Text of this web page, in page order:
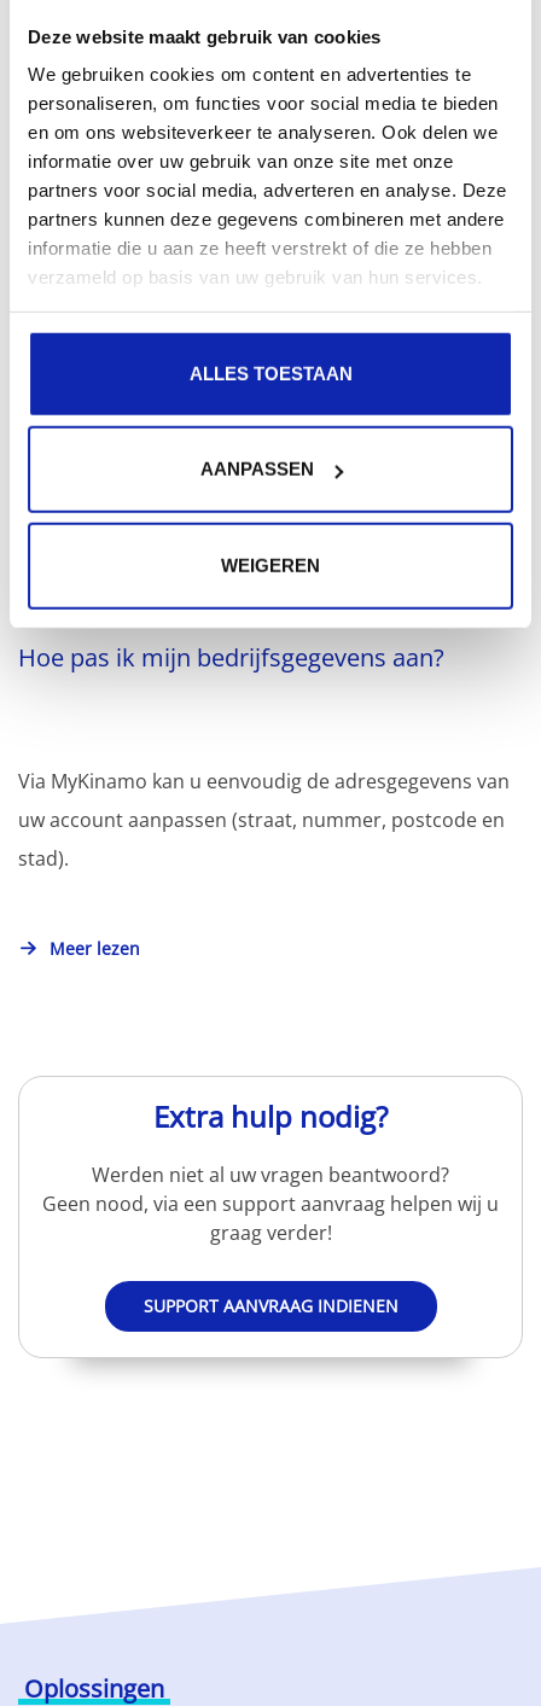
Deze website maakt gebruik van cookies
We gebruiken cookies om content en advertenties te
personaliseren, om functies voor social media te bieden
en om ons websiteverkeer te analyseren. Ook delen we
informatie over uw gebruik van onze site met onze
partners voor social media, adverteren en analyse. Deze
partners kunnen deze gegevens combineren met andere
informatie die u aan ze heeft verstrekt of die ze hebben
verzameld op basis van uw gebruik van hun services.
ALLES TOESTAAN
AANPASSEN
WEIGEREN
Meer lezen
HR-techbedrijf versnelt innovatie dankzij
schaalbare AWS-infrastructuur en
geautomatiseerde deployment pipelines
Onze klant, een vooraanstaande SaaS-aanbieder in de
platform voor het dynamisch creëren...
Meer lezen
Hoe pas ik mijn bedrijfsgegevens aan?
Via MyKinamo kan u eenvoudig de adresgegevens van
uw account aanpassen (straat, nummer, postcode en
stad).
Meer lezen
Extra hulp nodig?
Werden niet al uw vragen beantwoord?
Geen nood, via een support aanvraag helpen wij u
graag verder!
SUPPORT AANVRAAG INDIENEN
Oplossingen